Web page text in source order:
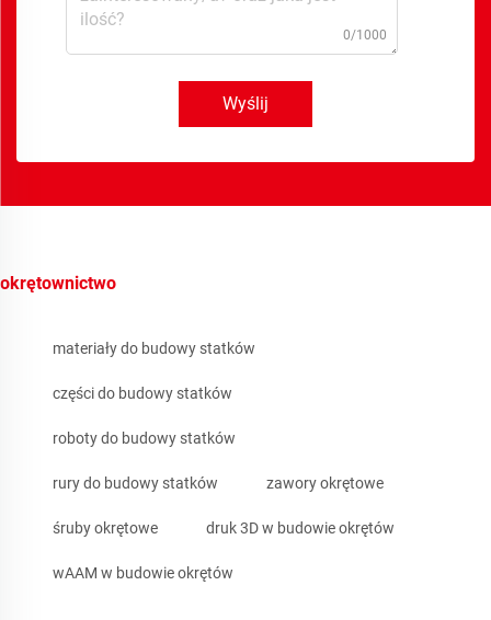
0/1000
Wyślij
okrętownictwo
materiały do budowy statków
części do budowy statków
roboty do budowy statków
rury do budowy statków zawory okrętowe
śruby okrętowe druk 3D w budowie okrętów
wAAM w budowie okrętów